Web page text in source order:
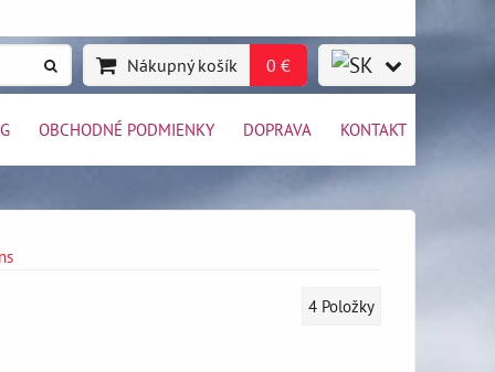
Nákupný košík 0 €
OBCHODNÉ PODMIENKY DOPRAVA KONTAKT
4 Položky